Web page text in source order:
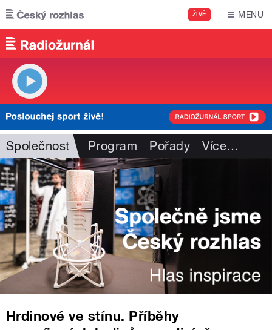
Přejít k hlavnímu obsahu
ŽIVĚ MENU
Společnost Program Pořady Více…
Hrdinové ve stínu. Příběhy